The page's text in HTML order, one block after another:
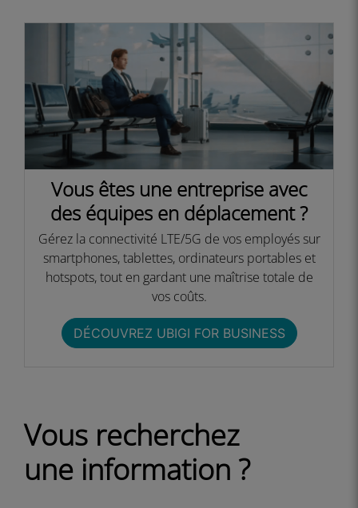
Vous êtes une entreprise avec
des équipes en déplacement ?​
Gérez la connectivité LTE/5G de vos employés sur
smartphones, tablettes, ordinateurs portables et
hotspots, tout en gardant une maîtrise totale de
vos coûts.​​
DÉCOUVREZ UBIGI FOR BUSINESS​
Vous recherchez
une information ?